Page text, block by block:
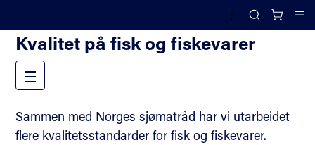
;
Search
Kvalitet på fisk og fiskevarer
Sammen med Norges sjømatråd har vi utarbeidet
flere kvalitetsstandarder for fisk og fiskevarer.